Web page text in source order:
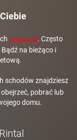
promocji. Często
na bieżąco i
schodów znajdziesz
pobrać lub
domu.